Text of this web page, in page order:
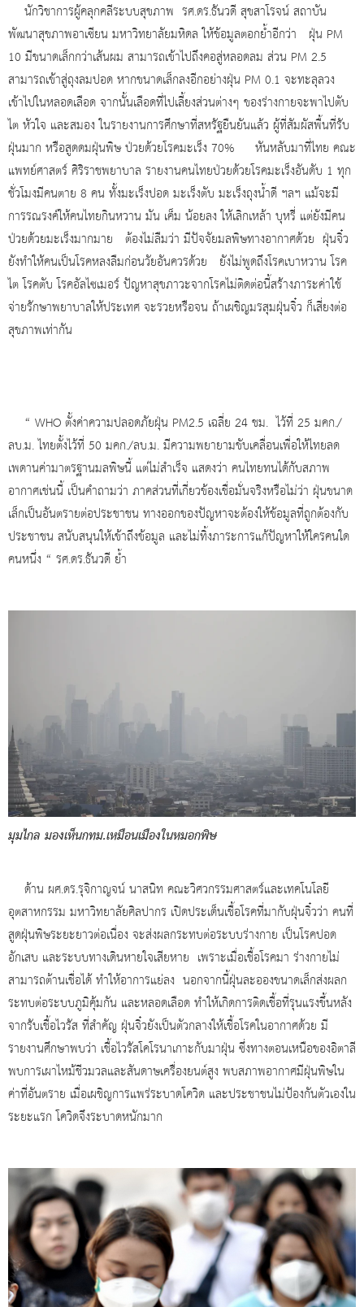
นักวิชาการผู้คลุกคลีระบบสุขภาพ รศ.ดร.ธันวดี สุขสาโรจน์ สถาบัน
พัฒนาสุขภาพอาเซียน มหาวิทยาลัยมหิดล ให้ข้อมูลตอกย้ำอีกว่า ฝุ่น PM
10 มีขนาดเล็กกว่าเส้นผม สามารถเข้าไปถึงคอสู่หลอดลม ส่วน PM 2.5
สามารถเข้าสู่ถุงลมปอด หากขนาดเล็กลงอีกอย่างฝุ่น PM 0.1 จะทะลุลวง
เข้าไปในหลอดเลือด จากนั้นเลือดที่ไปเลี้ยงส่วนต่างๆ ของร่างกายจะพาไปตับ
ไต หัวใจ และสมอง ในรายงานการศึกษาที่สหรัฐยืนยันแล้ว ผู้ที่สัมผัสพื้นที่รับ
ฝุ่นมาก หรือสูดดมฝุ่นพิษ ป่วยด้วยโรคมะเร็ง 70% หันหลับมาที่ไทย คณะ
แพทย์ศาสตร์ ศิริราชพยาบาล รายงานคนไทยป่วยด้วยโรคมะเร็งอันดับ 1 ทุก
ชั่วโมงมีคนตาย 8 คน ทั้งมะเร็งปอด มะเร็งตับ มะเร็งถุงน้ำดี ฯลฯ แม้จะมี
การรณรงค์ให้คนไทยกินหวาน มัน เค็ม น้อยลง ให้เลิกเหล้า บุหรี่ แต่ยังมีคน
ป่วยด้วยมะเร็งมากมาย ต้องไม่ลืมว่า มีปัจจัยมลพิษทางอากาศด้วย ฝุ่นจิ๋ว
ยังทำให้คนเป็นโรคหลงลืมก่อนวัยอันควรด้วย ยังไม่พูดถึงโรคเบาหวาน โรค
ไต โรคตับ โรคอัลไซเมอร์ ปัญหาสุขภาวะจากโรคไม่ติดต่อนี้สร้างภาระค่าใช้
จ่ายรักษาพยาบาลให้ประเทศ จะรวยหรือจน ถ้าเผชิญมรสุมฝุ่นจิ๋ว ก็เสี่ยงต่อ
สุขภาพเท่ากัน
“ WHO ตั้งค่าความปลอดภัยฝุ่น PM2.5 เฉลี่ย 24 ชม. ไว้ที่ 25 มคก./
ลบ.ม. ไทยตั้งไว้ที่ 50 มคก./ลบ.ม. มีความพยายามขับเคลื่อนเพื่อให้ไทยลด
เพดานค่ามาตรฐานมลพิษนี้ แต่ไม่สำเร็จ แสดงว่า คนไทยทนได้กับสภาพ
อากาศเช่นนี้ เป็นคำถามว่า ภาคส่วนที่เกี่ยวข้องเชื่อมั่นจริงหรือไม่ว่า ฝุ่นขนาด
เล็กเป็นอันตรายต่อประชาชน ทางออกของปัญหาจะต้องให้ข้อมูลที่ถูกต้องกับ
ประชาชน สนับสนุนให้เข้าถึงข้อมูล และไม่ทิ้งภาระการแก้ปัญหาให้ใครคนใด
คนหนึ่ง “ รศ.ดร.ธันวดี ย้ำ
มุมไกล มองเห็นกทม.เหมือนเมืองในหมอกพิษ
ด้าน ผศ.ดร.รุจิกาญจน์ นาสนิท คณะวิศวกรรมศาสตร์และเทคโนโลยี
อุตสาหกรรม มหาวิทยาลัยศิลปากร เปิดประเด็นเชื้อโรคที่มากับฝุ่นจิ๋วว่า คนที่
สูดฝุ่นพิษระยะยาวต่อเนื่อง จะส่งผลกระทบต่อระบบร่างกาย เป็นโรคปอด
อักเสบ และระบบทางเดินหายใจเสียหาย เพราะเมื่อเชื้อโรคมา ร่างกายไม่
สามารถต้านเชื่อได้ ทำให้อาการแย่ลง นอกจากนี้ฝุ่นละอองขนาดเล็กส่งผลก
ระทบต่อระบบภูมิคุ้มกัน และหลอดเลือด ทำให้เกิดการติดเชื้อที่รุนแรงขึ้นหลัง
จากรับเชื้อไวรัส ที่สำคัญ ฝุ่นจิ๋วยังเป็นตัวกลางให้เชื้อโรคในอากาศด้วย มี
รายงานศึกษาพบว่า เชื้อไวรัสโคโรนาเกาะกับมาฝุ่น ซึ่งทางตอนเหนือของอิตาลี
พบการเผาไหม้ชีวมวลและสันดาษเครื่องยนต์สูง พบสภาพอากาศมีฝุ่นพิษใน
ค่าที่อันตราย เมื่อเผชิญการแพร่ระบาดโควิด และประชาชนไม่ป้องกันตัวเองใน
ระยะแรก โควิดจึงระบาดหนักมาก